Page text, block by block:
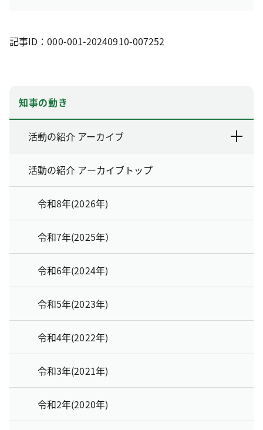
記事ID：000-001-20240910-007252
知事の動き
活動の紹介 アーカイブ
活動の紹介 アーカイブトップ
令和8年(2026年)
令和7年(2025年）
令和6年(2024年)
令和5年(2023年)
令和4年(2022年)
令和3年(2021年)
令和2年(2020年)